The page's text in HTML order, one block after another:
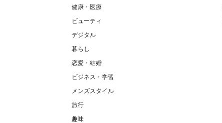
健康・医療
ビューティ
デジタル
暮らし
恋愛・結婚
ビジネス・学習
メンズスタイル
旅行
趣味